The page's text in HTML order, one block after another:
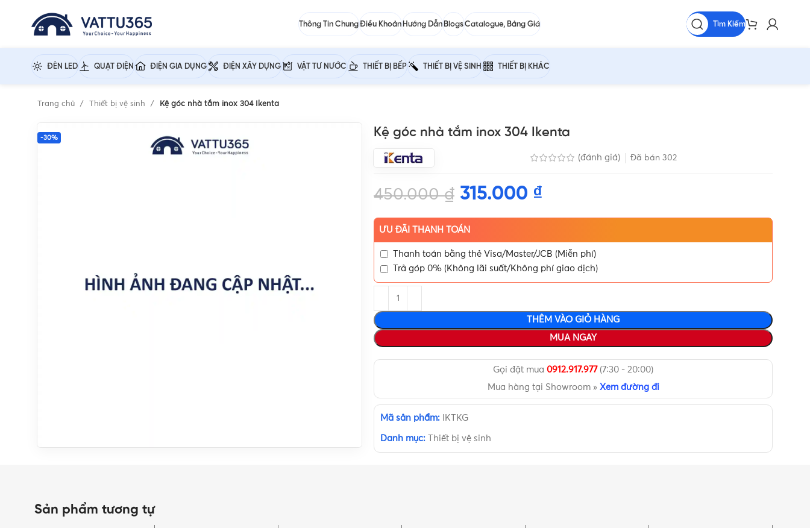
Thông Tin ChungĐiều Khoản Hướng Dẫn BlogsCatalogue, Bảng Giá Tìm Kiếm
ĐÈN LED QUẠT ĐIỆN ĐIỆN GIA DỤNG ĐIỆN XÂY DỰNG VẬT TƯ NƯỚC THIẾT BỊ BẾP THIẾT BỊ VỆ SINH THIẾT BỊ KHÁC
Trang chủ Thiết bị vệ sinh Kệ góc nhà tắm inox 304 Ikenta
-30% Kệ góc nhà tắm inox 304 Ikenta
(đánh giá) Đã bán 302
450.000₫ 315.000 ₫
ƯU ĐÃI THANH TOÁN
Thanh toán bằng thẻ Visa/Master/JCB (Miễn phí)
Trả góp 0% (Không lãi suất/Không phí giao dịch)
THÊM VÀO GIỎ HÀNG
MUA NGAY
Gọi đặt mua 0912.917.977(7:30 - 20:00)
Mua hàng tại Showroom » Xem đường đi
Mã sản phẩm: IKTKG
Danh mục: Thiết bị vệ sinh
Sản phẩm tương tự